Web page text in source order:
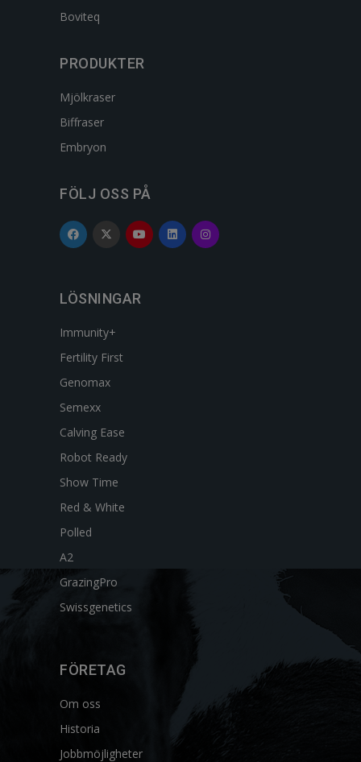
Boviteq
PRODUKTER
Mjölkraser
Biffraser
Embryon
FÖLJ OSS PÅ
LÖSNINGAR
Immunity+
Fertility First
Genomax
Semexx
Calving Ease
Robot Ready
Show Time
Red & White
Polled
A2
GrazingPro
Swissgenetics
FÖRETAG
Om oss
Historia
Jobbmöjligheter